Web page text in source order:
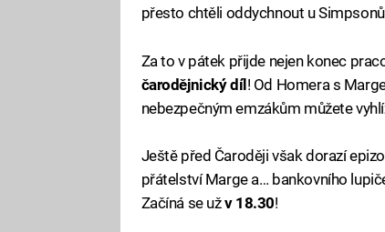
přesto chtěli oddychnout u
Za to v pátek přijde nejen konec
čarodějnický díl! Od Homera s
nebezpečným emzákům můžete
Ještě před Čaroději však dorazí
přátelství Marge a… bankovního
Začíná se užv 18.30!